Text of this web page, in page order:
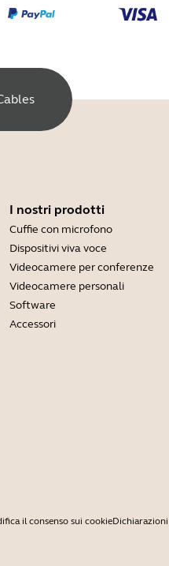
I nostri prodotti
Cuffie con microfono
Dispositivi viva voce
Videocamere per conferenze
Videocamere personali
Software
Accessori
il consenso sui cookie